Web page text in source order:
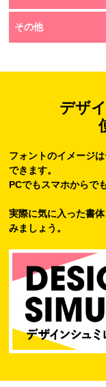
その他
デザ
フォントのイメージ
できます。
PCでもスマホからで
実際に気に入った書
みましょう。